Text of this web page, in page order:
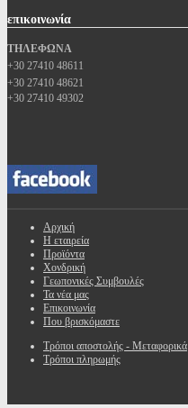
επικοινωνία
ΤΗΛΕΦΩΝΑ
+30 27410 48611
+30 27410 48621
+30 27410 49302
Αρχική
Η εταιρεία
Προϊόντα
Χονδρική
Γεωπονικές Συμβουλές
Τα νέα μας
Επικοινωνία
Που βρισκόμαστε
Τρόποι αποστολής - Μεταφορικά
Τρόποι πληρωμής